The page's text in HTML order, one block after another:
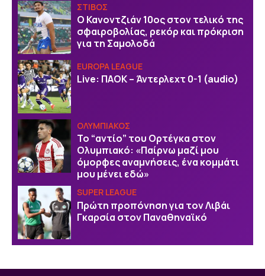
ΣΤΙΒΟΣ
Ο Κανοντζιάν 10ος στον τελικό της
σφαιροβολίας, ρεκόρ και πρόκριση
για τη Σαμολοδά
EUROPA LEAGUE
Live: ΠΑΟΚ – Άντερλεχτ 0-1 (audio)
ΟΛΥΜΠΙΑΚΟΣ
Το “αντίο” του Ορτέγκα στον
Ολυμπιακό: «Παίρνω μαζί μου
όμορφες αναμνήσεις, ένα κομμάτι
μου μένει εδώ»
SUPER LEAGUE
Πρώτη προπόνηση για τον Λιβάι
Γκαρσία στον Παναθηναϊκό